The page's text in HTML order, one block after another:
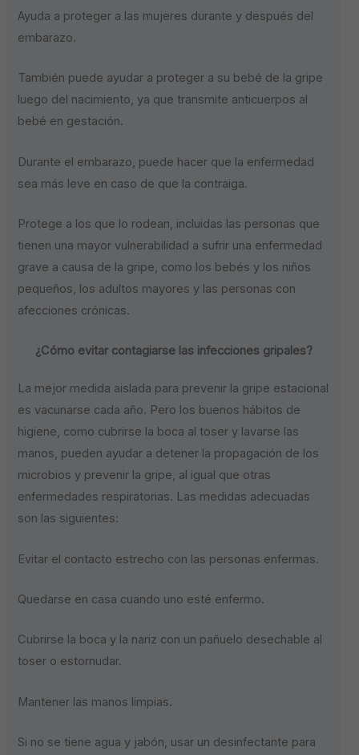
Ayuda a proteger a las mujeres durante y después del
embarazo.
También puede ayudar a proteger a su bebé de la gripe
luego del nacimiento, ya que transmite anticuerpos al
bebé en gestación.
Durante el embarazo, puede hacer que la enfermedad
sea más leve en caso de que la contraiga.
Protege a los que lo rodean, incluidas las personas que
tienen una mayor vulnerabilidad a sufrir una enfermedad
grave a causa de la gripe, como los bebés y los niños
pequeños, los adultos mayores y las personas con
afecciones crónicas.
¿Cómo evitar contagiarse las infecciones gripales?
La mejor medida aislada para prevenir la gripe estacional
es vacunarse cada año. Pero los buenos hábitos de
higiene, como cubrirse la boca al toser y lavarse las
manos, pueden ayudar a detener la propagación de los
microbios y prevenir la gripe, al igual que otras
enfermedades respiratorias. Las medidas adecuadas
son las siguientes:
Evitar el contacto estrecho con las personas enfermas.
Quedarse en casa cuando uno esté enfermo.
Cubrirse la boca y la nariz con un pañuelo desechable al
toser o estornudar.
Mantener las manos limpias.
Si no se tiene agua y jabón, usar un desinfectante para